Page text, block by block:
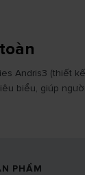
Andris3 (thiết
biểu, giúp
PHẨM